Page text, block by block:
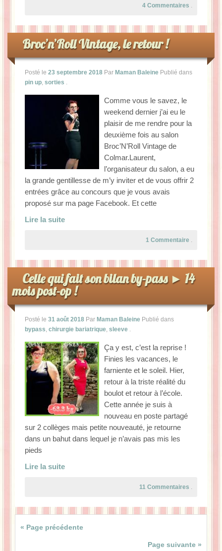
4 Commentaires .
Broc’n’Roll Vintage, le retour !
Posté le 23 septembre 2018 Par Maman Baleine Publié dans
pin up, sorties .
Comme vous le savez, le
weekend dernier j’ai eu le
plaisir de me rendre pour la
deuxième fois au salon
Broc’N’Roll Vintage de
Colmar.Laurent,
l’organisateur du salon, a eu
la grande gentillesse de m’y inviter et de vous offrir 2
entrées grâce au concours que je vous avais
proposé sur ma page Facebook. Et cette
Lire la suite
1 Commentaire .
Celle qui fait son bilan by-pass ► 14
mois post-op !
Posté le 31 août 2018 Par Maman Baleine Publié dans
bypass, chirurgie bariatrique, sleeve .
Ça y est, c’est la reprise !
Finies les vacances, le
farniente et le soleil. Hier,
retour à la triste réalité du
boulot et retour à l’école.
Cette année je suis à
nouveau en poste partagé
sur 2 collèges mais petite nouveauté, je retourne
dans un bahut dans lequel je n’avais pas mis les
pieds
Lire la suite
11 Commentaires .
« Page précédente
Page suivante »